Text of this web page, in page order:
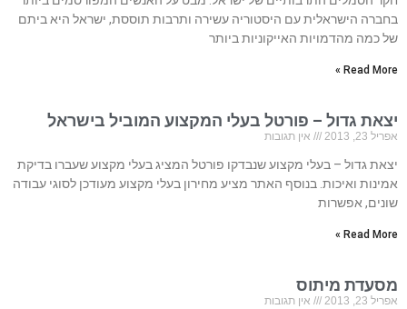
בחברה הישראלית עם היסטוריה עשירה ותרבות תוססת, ישראל היא ביתם
של כמה מהדמויות האייקוניות ביותר
Read More »
יצאת גדול – פורטל בעלי המקצוע המוביל בישראל
אפריל 23, 2013 אין תגובות
יצאת גדול – בעלי מקצוע שנבדקו פורטל המציג בעלי מקצוע שעברו בדיקת
אמינות ואיכות. בנוסף האתר מציע מחירון בעלי מקצוע מעודכן לסוגי עבודה
שונים, אפשרות
Read More »
מסעדת מיתוס
אפריל 23, 2013 אין תגובות